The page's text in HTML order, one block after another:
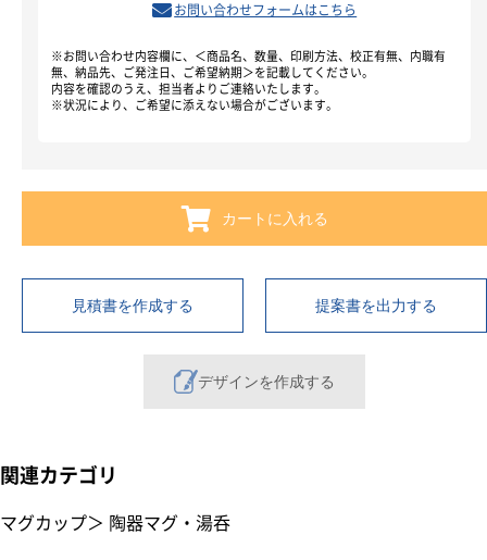
お問い合わせフォームはこちら
※お問い合わせ内容欄に、＜商品名、数量、印刷方法、校正有無、内職有
無、納品先、ご発注日、ご希望納期＞を記載してください。
内容を確認のうえ、担当者よりご連絡いたします。
※状況により、ご希望に添えない場合がございます。
カートに入れる
見積書を作成する 提案書を出力する
デザインを作成する
関連カテゴリ
マグカップ＞ 陶器マグ・湯呑